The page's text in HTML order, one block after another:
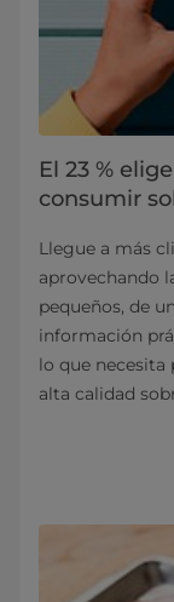
El 23 %
consumir
Llegue a más
aprovechando
pequeños, de
información
lo que
alta calidad